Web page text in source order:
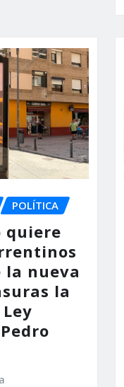
POLÍTICA
quiere
la nueva
la